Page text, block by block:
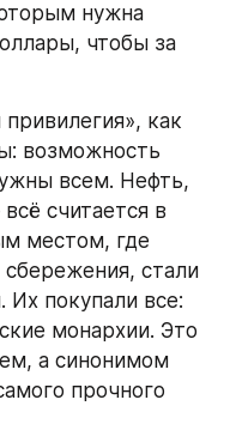
нужна
чтобы за
как
возможность
всем. Нефть,
считается в
местом, где
стали
Их покупали все:
монархии. Это
а синонимом
прочного